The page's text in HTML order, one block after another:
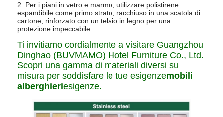
2. Per i piani in vetro e marmo, utilizzare polistirene
espandibile come primo strato, racchiuso in una scatola di
cartone, rinforzato con un telaio in legno per una
protezione impeccabile.
Ti invitiamo cordialmente a visitare Guangzhou
Dinghao (BUVMAMO) Hotel Furniture Co., Ltd.
Scopri una gamma di materiali diversi su
misura per soddisfare le tue esigenzemobili
alberghieriesigenze.